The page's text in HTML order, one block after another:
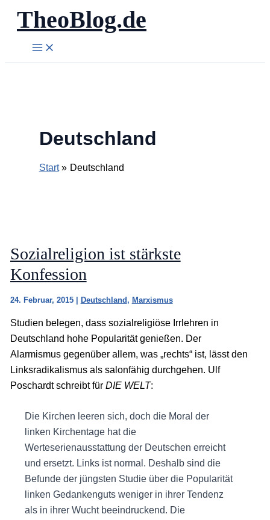
Zum
Inhalt
springen
TheoBlog.de
Deutschland
Start Deutschland
Sozialreligion ist stärkste
Konfession
24. Februar, 2015 | Deutschland, Marxismus
Studien belegen, dass sozialreligiöse Irrlehren in
Deutschland hohe Popularität genießen. Der
Alarmismus gegenüber allem, was „rechts“ ist, lässt den
Linksradikalismus als salonfähig durchgehen. Ulf
Poschardt schreibt für DIE WELT:
Die Kirchen leeren sich, doch die Moral der
linken Kirchentage hat die
Werteserienausstattung der Deutschen erreicht
und ersetzt. Links ist normal. Deshalb sind die
Befunde der jüngsten Studie über die Popularität
linken Gedankenguts weniger in ihrer Tendenz
als in ihrer Wucht beeindruckend. Die